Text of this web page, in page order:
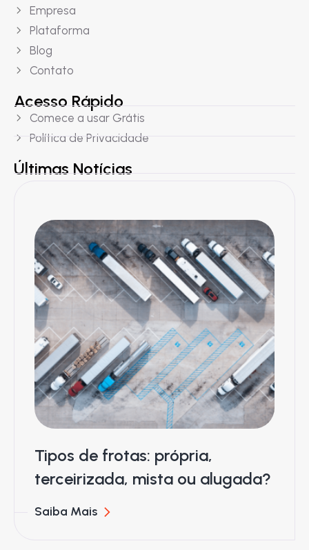
Empresa
Plataforma
Blog
Contato
Acesso Rápido
Comece a usar Grátis
Política de Privacidade
Últimas Notícias
Tipos de frotas: própria,
terceirizada, mista ou alugada?
Saiba Mais